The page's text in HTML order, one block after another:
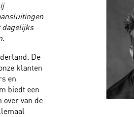
dagelijks
.
De
klanten
en
biedt een
over van de